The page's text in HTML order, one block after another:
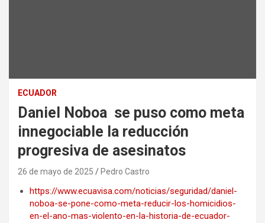
ECUADOR
Daniel Noboa se puso como meta
innegociable la reducción
progresiva de asesinatos
26 de mayo de 2025 Pedro Castro
https://www.ecuavisa.com/noticias/seguridad/daniel-
noboa-se-pone-como-meta-reducir-los-homicidios-
en-el-ano-mas-violento-en-la-historia-de-ecuador-